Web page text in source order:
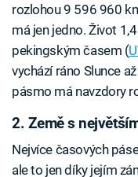
rozlohou 9 596 960
má jen jedno. Život
pekingským časem (
vychází ráno Slunce
pásmo má navzdory
2. Země s
Nejvíce časových
ale to jen díky jejím